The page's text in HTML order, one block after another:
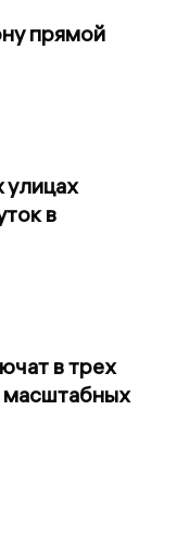
прямой
улицах
в
в трех
масштабных